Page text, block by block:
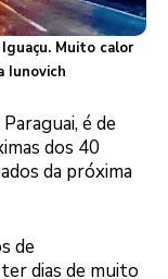
Muito calor
Iunovich
é de
dos 40
da próxima
de
dias de muito